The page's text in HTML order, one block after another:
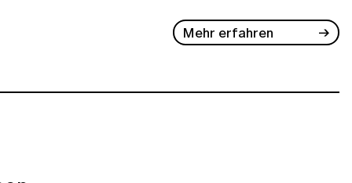
Mehr erfahren